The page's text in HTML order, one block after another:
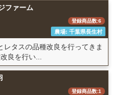
ファーム
登録商品数:6
農場: 千葉県長生村
タスの品種改良を行ってきま
良を行い...
登録商品数:1